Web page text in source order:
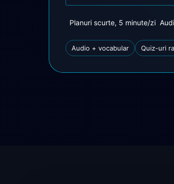
Planuri scurte, 5 minute/zi
Audio + vocabular Quiz-uri